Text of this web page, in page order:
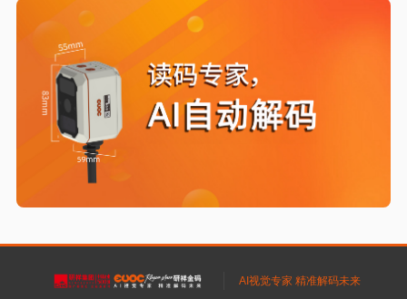
AI视觉专家 精准解码未来